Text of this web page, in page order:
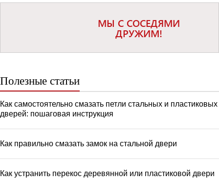
МЫ С СОСЕДЯМИ
ДРУЖИМ!
Полезные статьи
Как самостоятельно смазать петли стальных и пластиковых
дверей: пошаговая инструкция
Как правильно смазать замок на стальной двери
Как устранить перекос деревянной или пластиковой двери